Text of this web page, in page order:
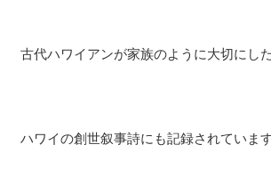
古代ハワイアンが家族のように大切にし
ハワイの創世叙事詩にも記録されています